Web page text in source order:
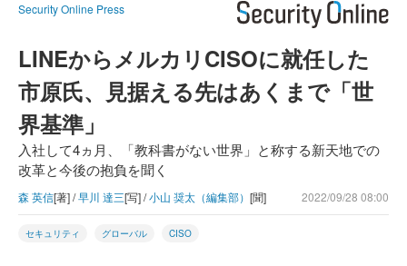
Security Online Press
LINEからメルカリCISOに就任した
市原氏、見据える先はあくまで「世
界基準」
入社して4ヵ月、「教科書がない世界」と称する新天地での
改革と今後の抱負を聞く
森 英信[著] /早川 達三[写] /小山 奨太（編集部） [聞] 2022/09/28 08:00
セキュリティ グローバル CISO